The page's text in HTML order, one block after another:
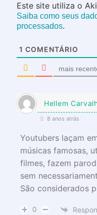
Este site utiliza o
Saiba como seus
processados.
1 COMENTÁRIO
mais
Hellem
8 anos atrás
Youtubers laçam
músicas famosas,
filmes, fazem
sem
São considerados
0